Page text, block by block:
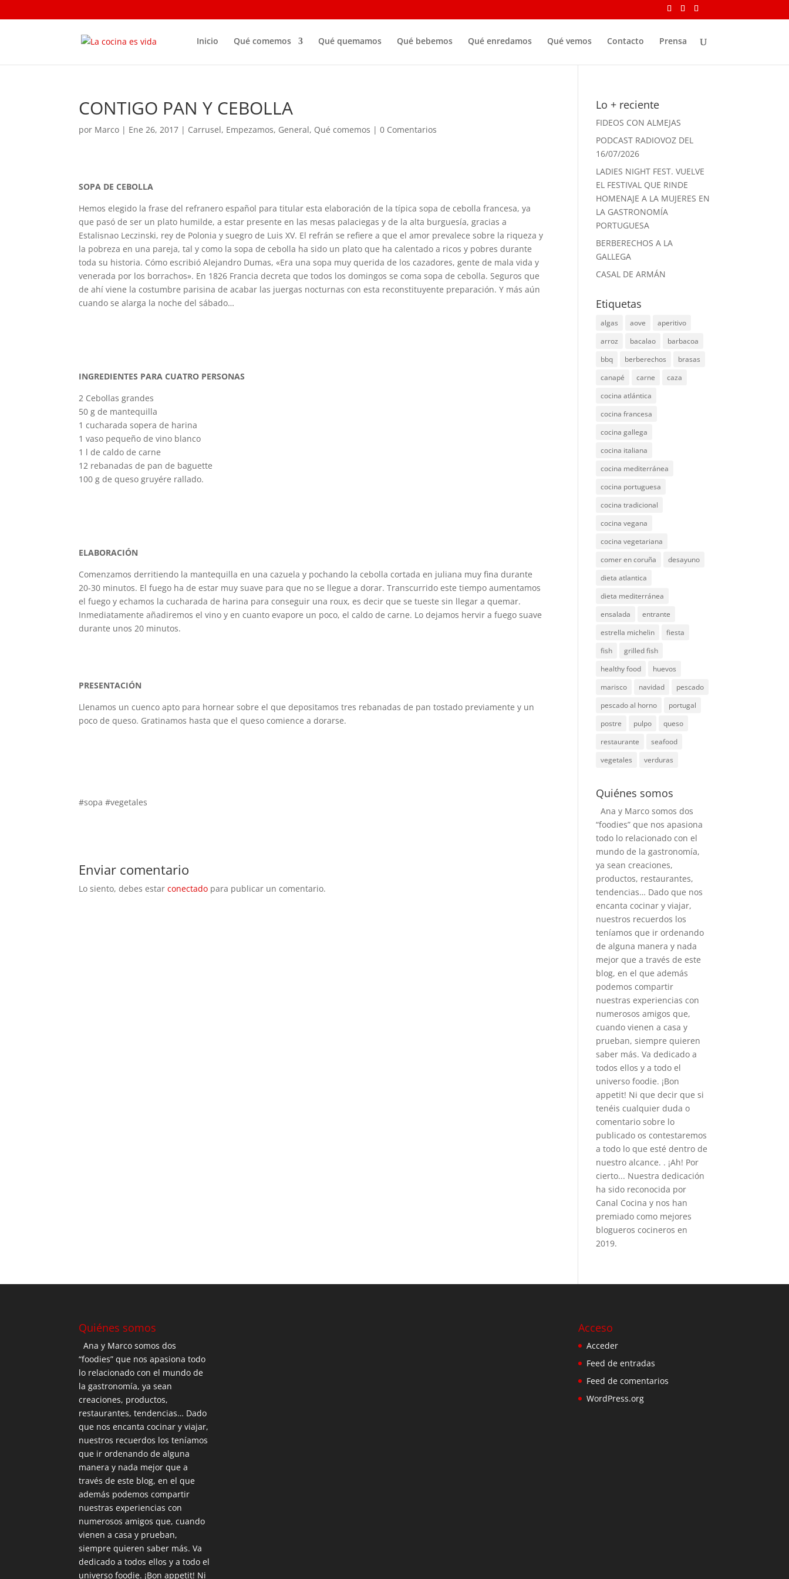
Inicio Qué comemos Qué quemamos Qué bebemos Qué enredamos Qué vemos Contacto Prensa
CONTIGO PAN Y CEBOLLA
por Marco | Ene 26, 2017 | Carrusel, Empezamos, General, Qué comemos |0 Comentarios
SOPA DE CEBOLLA
Hemos elegido la frase del refranero español para titular esta elaboración de la típica sopa de cebolla francesa, ya
que pasó de ser un plato humilde, a estar presente en las mesas palaciegas y de la alta burguesía, gracias a
Estalisnao Leczinski, rey de Polonia y suegro de Luis XV. El refrán se refiere a que el amor prevalece sobre la riqueza y
la pobreza en una pareja, tal y como la sopa de cebolla ha sido un plato que ha calentado a ricos y pobres durante
toda su historia. Cómo escribió Alejandro Dumas, «Era una sopa muy querida de los cazadores, gente de mala vida y
venerada por los borrachos». En 1826 Francia decreta que todos los domingos se coma sopa de cebolla. Seguros que
de ahí viene la costumbre parisina de acabar las juergas nocturnas con esta reconstituyente preparación. Y más aún
cuando se alarga la noche del sábado…
INGREDIENTES PARA CUATRO PERSONAS
2 Cebollas grandes
50 g de mantequilla
1 cucharada sopera de harina
1 vaso pequeño de vino blanco
1 l de caldo de carne
12 rebanadas de pan de baguette
100 g de queso gruyére rallado.
ELABORACIÓN
Comenzamos derritiendo la mantequilla en una cazuela y pochando la cebolla cortada en juliana muy fina durante
20-30 minutos. El fuego ha de estar muy suave para que no se llegue a dorar. Transcurrido este tiempo aumentamos
el fuego y echamos la cucharada de harina para conseguir una roux, es decir que se tueste sin llegar a quemar.
Inmediatamente añadiremos el vino y en cuanto evapore un poco, el caldo de carne. Lo dejamos hervir a fuego suave
durante unos 20 minutos.
PRESENTACIÓN
Llenamos un cuenco apto para hornear sobre el que depositamos tres rebanadas de pan tostado previamente y un
poco de queso. Gratinamos hasta que el queso comience a dorarse.
#sopa #vegetales
Enviar comentario
Lo siento, debes estarconectado para publicar un comentario.
Lo + reciente
FIDEOS CON ALMEJAS
PODCAST RADIOVOZ DEL
16/07/2026
LADIES NIGHT FEST. VUELVE
EL FESTIVAL QUE RINDE
HOMENAJE A LA MUJERES EN
LA GASTRONOMÍA
PORTUGUESA
BERBERECHOS A LA
GALLEGA
CASAL DE ARMÁN
Etiquetas
algas aove
aperitivo
arroz
bacalao
barbacoa
bbq
berberechos
brasas
canapé
carne
caza
cocina atlántica
cocina francesa
cocina gallega
cocina italiana
cocina mediterránea
cocina portuguesa
cocina tradicional
cocina vegana
cocina vegetariana
comer en coruña
desayuno
dieta atlantica
dieta mediterránea
ensalada
entrante
estrella michelin
fiesta
fish
grilled fish
healthy food
huevos
marisco
navidad
pescado
pescado al horno
portugal
postre
pulpo
queso
restaurante
seafood
vegetales
verduras
Quiénes somos
Ana y Marco somos dos
“foodies” que nos apasiona
todo lo relacionado con el
mundo de la gastronomía,
ya sean creaciones,
productos, restaurantes,
tendencias… Dado que nos
encanta cocinar y viajar,
nuestros recuerdos los
teníamos que ir ordenando
de alguna manera y nada
mejor que a través de este
blog, en el que además
podemos compartir
nuestras experiencias con
numerosos amigos que,
cuando vienen a casa y
prueban, siempre quieren
saber más. Va dedicado a
todos ellos y a todo el
universo foodie. ¡Bon
appetit! Ni que decir que si
tenéis cualquier duda o
comentario sobre lo
publicado os contestaremos
a todo lo que esté dentro de
nuestro alcance. . ¡Ah! Por
cierto... Nuestra dedicación
ha sido reconocida por
Canal Cocina y nos han
premiado como mejores
blogueros cocineros en
2019.
Quiénes somos
Ana y Marco somos dos
“foodies” que nos apasiona todo
lo relacionado con el mundo de
la gastronomía, ya sean
creaciones, productos,
restaurantes, tendencias… Dado
que nos encanta cocinar y viajar,
nuestros recuerdos los teníamos
que ir ordenando de alguna
manera y nada mejor que a
través de este blog, en el que
además podemos compartir
nuestras experiencias con
numerosos amigos que, cuando
vienen a casa y prueban,
siempre quieren saber más. Va
dedicado a todos ellos y a todo el
universo foodie. ¡Bon appetit! Ni
Acceso
Acceder
Feed de entradas
Feed de comentarios
WordPress.org